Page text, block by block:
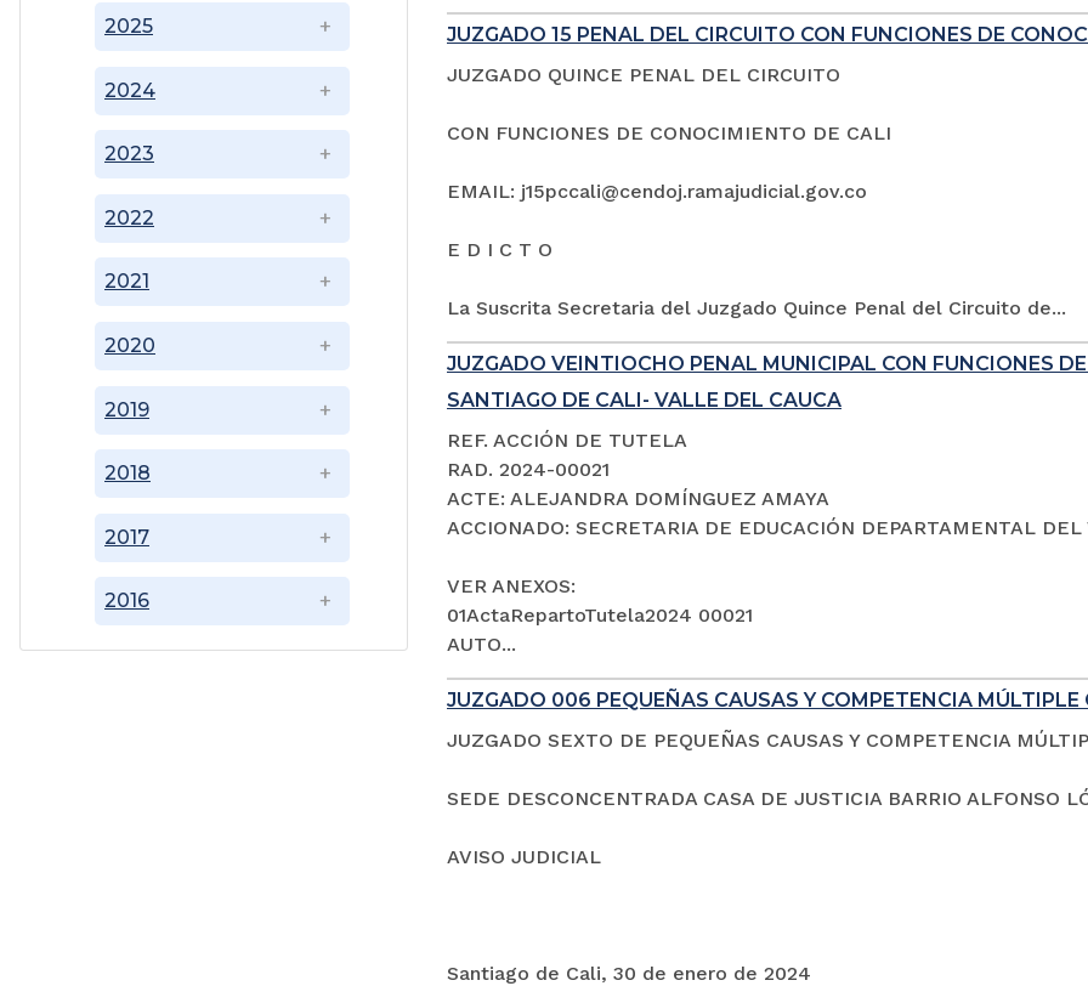
2016
2017
2018
2019
2020
2021
2022
2023
2024
2025
JUZGADO 15 PENAL DEL CIRCUITO CON FUNCIONES DE
JUZGADO QUINCE PENAL DEL CIRCUITO
CON FUNCIONES DE CONOCIMIENTO DE CALI
EMAIL: j15pccali@cendoj.ramajudicial.gov.co
E D I C T O
La Suscrita Secretaria del Juzgado Quince Penal del Circuito de...
JUZGADO VEINTIOCHO PENAL MUNICIPAL CON FUNCIONES
SANTIAGO DE CALI- VALLE DEL CAUCA
REF. ACCIÓN DE TUTELA
RAD. 2024-00021
ACTE: ALEJANDRA DOMÍNGUEZ AMAYA
ACCIONADO: SECRETARIA DE EDUCACIÓN DEPARTAMENTAL
VER ANEXOS:
01ActaRepartoTutela2024 00021
AUTO...
JUZGADO 006 PEQUEÑAS CAUSAS Y COMPETENCIA MÚLTIPLE
JUZGADO SEXTO DE PEQUEÑAS CAUSAS Y COMPETENCIA
SEDE DESCONCENTRADA CASA DE JUSTICIA BARRIO ALFONSO
AVISO JUDICIAL
Santiago de Cali, 30 de enero de 2024